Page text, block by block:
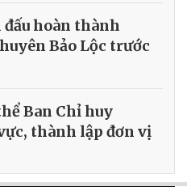
hoàn thành
Bảo Lộc trước
Ban Chỉ huy
thành lập đơn vị